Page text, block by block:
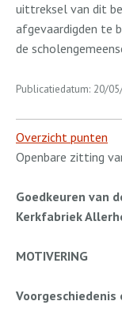
uittreksel van dit
afgevaardigden te
de
Publicatiedatum: 20/
Overzicht punten
Openbare zitting
Goedkeuren van
Kerkfabriek
MOTIVERING
Voorgeschiedenis